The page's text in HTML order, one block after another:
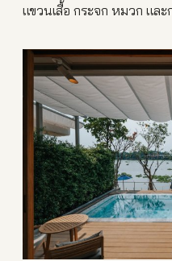
แขวนเสื้อ กระจก หมวก และ